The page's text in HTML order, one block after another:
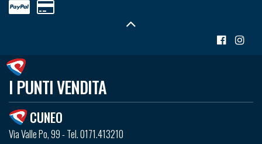
I PUNTI VENDITA
CUNEO
Via Valle Po, 99 - Tel. 0171.413210